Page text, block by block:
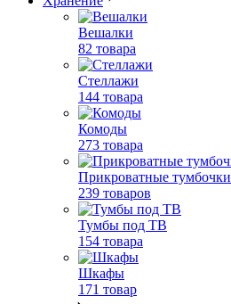
Вешалки
82 товара
Стеллажи
144 товара
Комоды
273 товара
Прикроватные тумбочки
239 товаров
Тумбы под ТВ
154 товара
Шкафы
171 товар